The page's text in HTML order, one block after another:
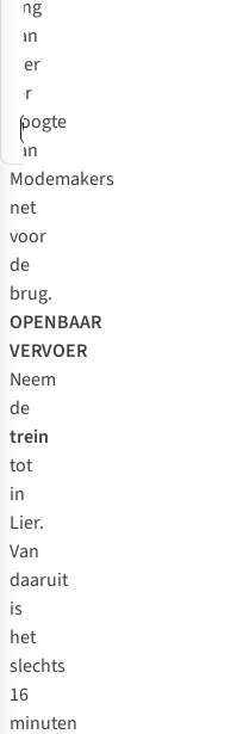
ring
van
Lier
ter
hoogte
van
Modemakers
net
voor
de
brug.
OPENBAAR
VERVOER
Neem
de
trein
tot
in
Lier.
Van
daaruit
is
het
slechts
16
minuten
Winkelgegevens
Winkelgegevens